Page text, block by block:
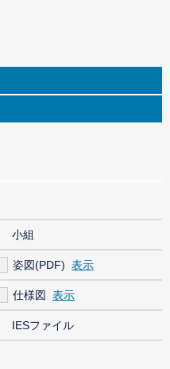
小組
姿図(PDF)
仕様図
IESファイル